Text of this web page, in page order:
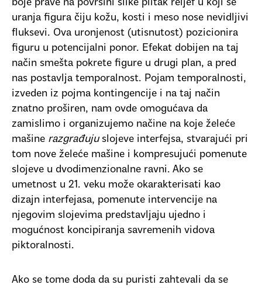
uranja figura čiju kožu, kosti i meso nose nevidljivi
fluksevi. Ova uronjenost (utisnutost) pozicionira
figuru u potencijalni ponor. Efekat dobijen na taj
način smešta pokrete figure u drugi plan, a pred
nas postavlja temporalnost. Pojam temporalnosti,
izveden iz pojma kontingencije i na taj način
znatno proširen, nam ovde omogućava da
zamislimo i organizujemo načine na koje želeće
mašine razgrađujuslojeve interfejsa, stvarajući pri
tom nove želeće mašine i kompresujući pomenute
slojeve u dvodimenzionalne ravni. Ako se
umetnost u 21. veku može okarakterisati kao
dizajn interfejasa, pomenute intervencije na
njegovim slojevima predstavljaju ujedno i
mogućnost koncipiranja savremenih vidova
piktoralnosti.
Ako se tome doda da su puristi zahtevali da se